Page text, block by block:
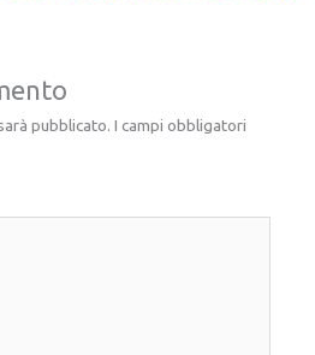
pubblicato. I campi obbligatori